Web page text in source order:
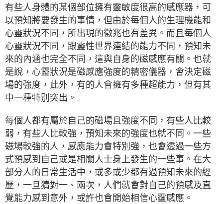
有些人身體的某個部位擁有靈敏度很高的感應器，可
以預知將要發生的事情，但由於每個人的生理機能和
心靈狀況不同，所出現的徵兆也有差異。而且每個人
心靈狀況不同，跟靈性世界連結的能力不同，預知未
來的內涵也完全不同，這與自身的磁感應有關。也就
是說，心靈狀況是磁感應強度的精密儀器，會決定磁
場的強度，此外，有的人會擁有多種超能力，但有其
中一種特別突出。
每個人都有屬於自己的磁場且強度不同，有些人比較
弱，有些人比較強，預知未來的強度也就不同。一些
磁場較強的人，感應能力會特別強，也會透過一些方
式預感到自己或是相關人士身上發生的一些事。在大
部分人的日常生活中，或多或少都有過預知未來的經
歷，一旦猜對一、兩次，人們就會對自己的預感及直
覺能力感到意外，或許也會開始相信心靈感應。